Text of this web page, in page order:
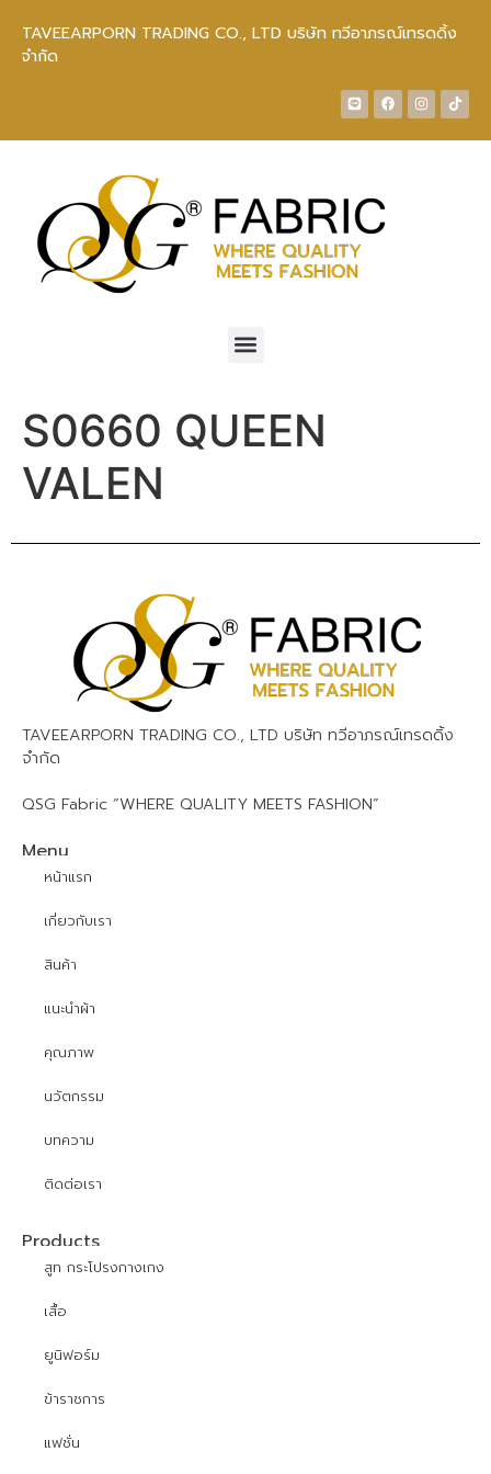
TAVEEARPORN TRADING CO., LTD บริษัท ทวีอาภรณ์เทรดดิ้ง
จำกัด
S0660 QUEEN
VALEN
TAVEEARPORN TRADING CO., LTD บริษัท ทวีอาภรณ์เทรดดิ้ง
จำกัด
QSG Fabric “WHERE QUALITY MEETS FASHION”
Menu
หน้าแรก
เกี่ยวกับเรา
สินค้า
แนะนำผ้า
คุณภาพ
นวัตกรรม
บทความ
ติดต่อเรา
Products
สูท กระโปรงกางเกง
เสื้อ
ยูนิฟอร์ม
ข้าราชการ
แฟชั่น